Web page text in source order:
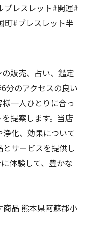
ブレスレット#開運#
町#ブレスレット半
販売、占い、鑑定
分のアクセスの良い
一人ひとりに合っ
提案します。当店
化、効果について
サービスを提供し
体験して、豊かな
商品熊本県阿蘇郡小